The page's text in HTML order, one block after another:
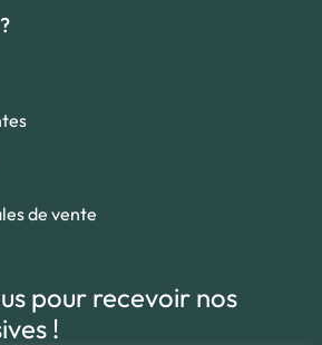
de vente
pour recevoir nos
!